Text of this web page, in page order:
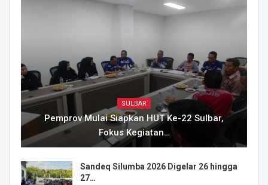
SULBAR
Pemprov Mulai Siapkan HUT Ke-22 Sulbar,
Fokus Kegiatan…
Sandeq Silumba 2026 Digelar 26 hingga
27…